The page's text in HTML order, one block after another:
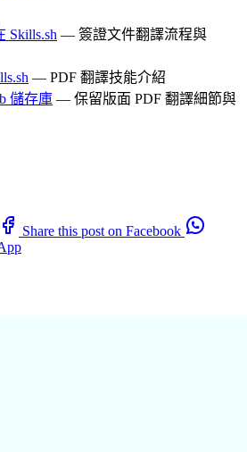
Skills.sh — 簽證文件翻譯流程與
— PDF 翻譯技能介紹
儲存庫 — 保留版面 PDF 翻譯細節與
Share this post on Facebook